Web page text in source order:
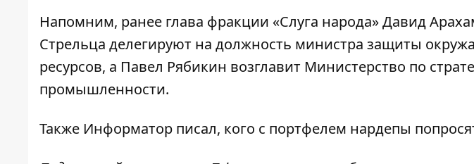
Напомним, ранее глава фракции «Слуга народа» Давид
Стрельца делегируют на должность министра защиты
ресурсов, а Павел Рябикин возглавит Министерство по
промышленности.
Также Информатор писал, кого с портфелем нардепы